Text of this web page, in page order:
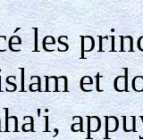
les
et